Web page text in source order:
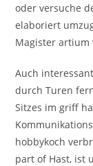
oder versuche
elaboriert
Magister artium
Auch
durch Turen
Sitzes im griff
hobbykoch
part of Hast, ist